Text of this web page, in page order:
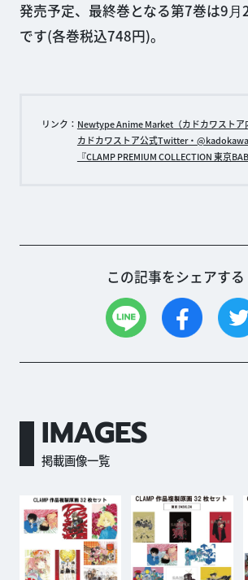
発売予定、最終巻となる第7巻は9⽉
です(各巻税込748円)。
リンク： Newtype Anime Market（カドカワストア
カドカワストア公式Twitter・
『CLAMP PREMIUM COLLECTION 東京
この記事をシェアする
IMAGES
掲載画像一覧